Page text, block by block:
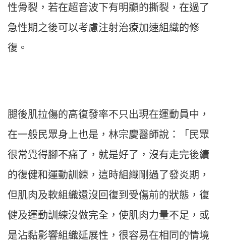
性骨裂，若在超音波下有明顯的撕裂，在過了
急性期之後可以考慮注射治療加速組織的修
復。
腿後肌拉傷的高復發率不只出現在運動員中，
在一般民眾身上也是，林宗慶醫師說：「民眾
很常覺得腳不痛了，就是好了，沒有走完後續
的復健和運動訓練，這時組織剛過了發炎期，
但肌肉及軟組織還沒回復到受傷前的狀態，復
健及運動訓練沒做完全，使肌肉力量不足，或
是沾黏影響組織延展性，很容易在相同的情境